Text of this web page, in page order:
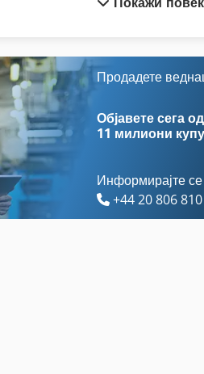
Mvh 5 1 4 B
Stavostroj Vp 200
Продадете
Објавете сега
11 милиони
Информирајте се
+44 20 806